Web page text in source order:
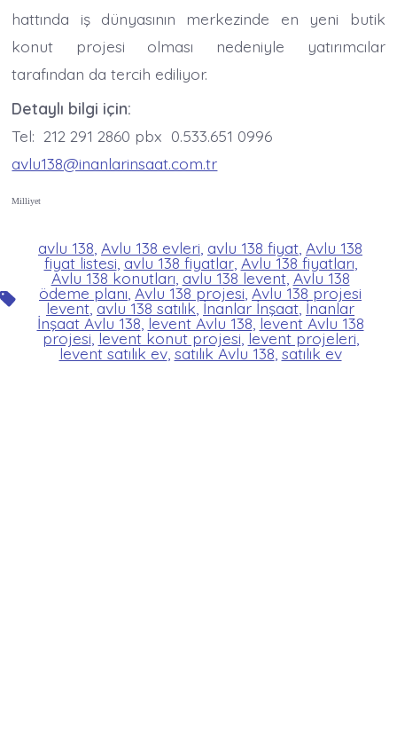
hattında iş dünyasının merkezinde en yeni butik
konut projesi olması nedeniyle yatırımcılar
tarafından da tercih ediliyor.
Detaylı bilgi için:
Tel: 212 291 2860 pbx 0.533.651 0996
avlu138@inanlarinsaat.com.tr
Milliyet
Etiketler
avlu 138 Avlu 138 evleri avlu 138 fiyat Avlu 138
fiyat listesi,avlu 138 fiyatlar,Avlu 138 fiyatları,
Avlu 138 konutları,avlu 138 levent,Avlu 138
ödeme planı,Avlu 138 projesi,Avlu 138 projesi
levent,avlu 138 satılık,İnanlar İnşaat,İnanlar
İnşaat Avlu 138,levent Avlu 138,levent Avlu 138
projesi,levent konut projesi,levent projeleri,
levent satılık ev,satılık Avlu 138,satılık ev